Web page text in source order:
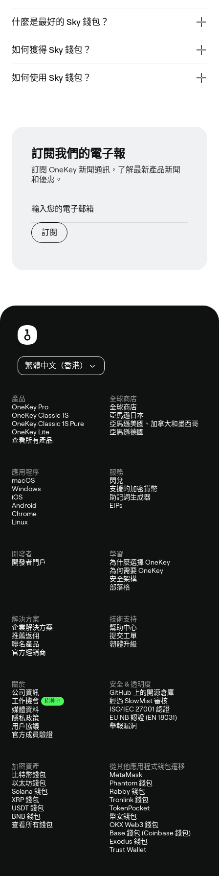
什麼是最好的 Sky 錢包？
如何獲得 Sky 錢包？
如何使用 Sky 錢包？
訂閱我們的電子報
訂閱 OneKey 新聞通訊，了解最新產品新聞
和優惠。
訂閱
頁
繁體中文（香港）
產品
OneKey Pro
OneKey Classic 1S
OneKey Classic 1S Pure
OneKey Lite
查看所有產品
全球商店
全球商店
亞馬遜日本
亞馬遜美國、加拿大和墨西哥
亞馬遜德國
應用程序
macOS
Windows
iOS
Android
Chrome
Linux
服務
閃兌
支援的加密貨幣
助記詞生成器
EIPs
開發者
開發者門戶
學習
為什麼選擇 OneKey
為何需要 OneKey
安全架構
部落格
解決方案
企業解決方案
推薦返佣
聯名產品
官方經銷商
技術支持
幫助中心
提交工單
韌體升級
關於
公司資訊
工作機會
招募中
媒體資料
隱私政策
用戶協議
官方成員驗證
安全 & 透明度
GitHub 上的開源倉庫
經過 SlowMist 審核
ISO/IEC 27001 認證
EU NB 認證 (EN 18031)
舉報漏洞
加密資產
比特幣錢包
以太坊錢包
Solana 錢包
XRP 錢包
USDT 錢包
BNB 錢包
查看所有錢包
從其他應用程式錢包遷移
MetaMask
Phantom 錢包
Rabby 錢包
Tronlink 錢包
TokenPocket
幣安錢包
OKX Web3 錢包
Base 錢包 (Coinbase 錢包)
Exodus 錢包
Trust Wallet